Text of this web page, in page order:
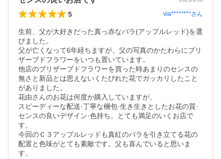
5 via********さん
生前、父が大好きだった真っ赤なバラ(アップルレッド)を選
びました。
父が亡くなって6年経ちますが、父の写真のかたわらにブリ
ザーブドフラワーをいつも置いています。
他店のブリザーブドフラワーを買った時あまりのセンスの
無さと新品とは思えないくたびれた花でガッカリしたこと
がありました。
花由さんのお花は何度か購入していますが、
スピーディーな配送·丁寧な梱包·生き生きとしたお花の質·
センスの良いデザイン·色持ち。とても満足のいくお店で
す。
今回のＣ３アップルレッドも真紅のバラを引き立てる花の
配置と色味がとても素敵です。父も喜んでいると思いま
す。